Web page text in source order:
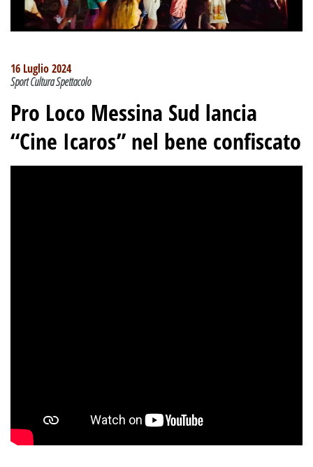
16 Luglio 2024
Sport Cultura Spettacolo
Pro Loco Messina Sud lancia
“Cine Icaros” nel bene confiscato